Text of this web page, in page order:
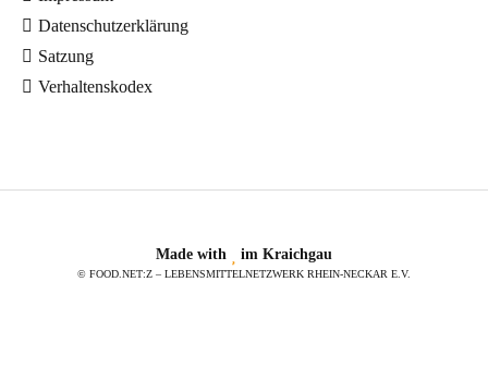
Datenschutzerklärung
Satzung
Verhaltenskodex
Made with im Kraichgau
© FOOD.NET:Z – LEBENSMITTELNETZWERK RHEIN-NECKAR E.V.